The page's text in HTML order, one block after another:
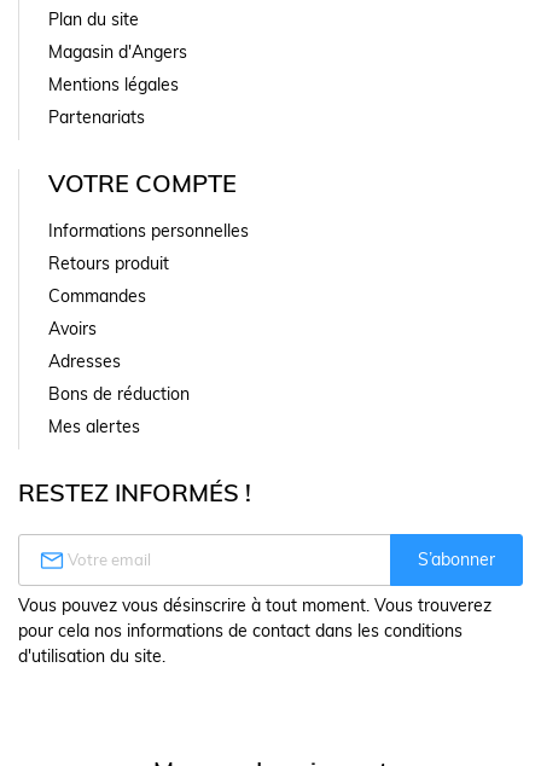
Plan du site
Magasin d'Angers
Mentions légales
Partenariats
VOTRE COMPTE
Informations personnelles
Retours produit
Commandes
Avoirs
Adresses
Bons de réduction
Mes alertes
RESTEZ INFORMÉS !
 S’abonner
Vous pouvez vous désinscrire à tout moment. Vous trouverez
pour cela nos informations de contact dans les conditions
d'utilisation du site.